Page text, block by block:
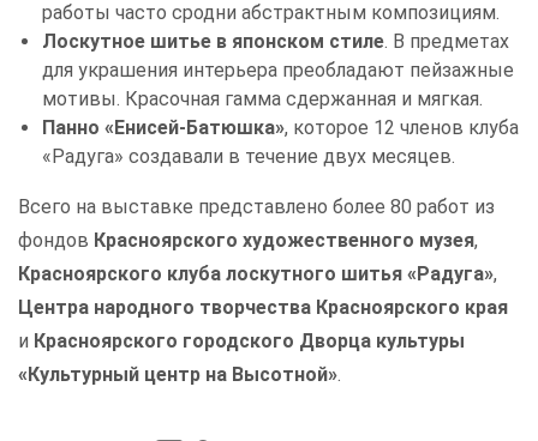
работы часто сродни абстрактным композициям.
Лоскутное шитье в японском стиле. В предметах
для украшения интерьера преобладают пейзажные
мотивы. Красочная гамма сдержанная и мягкая.
Панно «Енисей-Батюшка», которое 12 членов клуба
«Радуга» создавали в течение двух месяцев.
Всего на выставке представлено более 80 работ из
фондов Красноярского художественного музея,
Красноярского клуба лоскутного шитья «Радуга»,
Центра народного творчества Красноярского края
и Красноярского городского Дворца культуры
«Культурный центр на Высотной».